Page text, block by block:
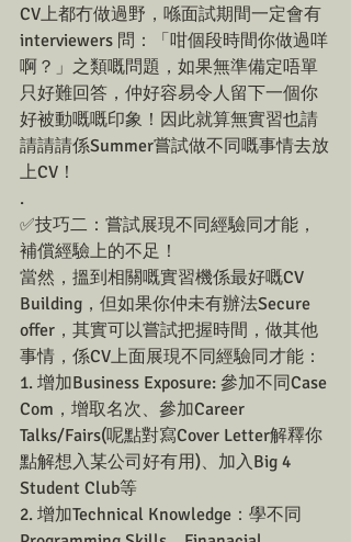
CV上都冇做過野，喺面試期間一定會有
interviewers 問：「咁個段時間你做過咩
啊？」之類嘅問題，如果無準備定唔單
只好難回答，仲好容易令人留下一個你
好被動嘅嘅印象！因此就算無實習也請
請請請係Summer嘗試做不同嘅事情去放
上CV！
.
✅技巧二：嘗試展現不同經驗同才能，
補償經驗上的不足！
當然，搵到相關嘅實習機係最好嘅CV
Building，但如果你仲未有辦法Secure
offer，其實可以嘗試把握時間，做其他
事情，係CV上面展現不同經驗同才能：
1. 增加Business Exposure: 參加不同Case
Com，增取名次、參加Career
Talks/Fairs(呢點對寫Cover Letter解釋你
點解想入某公司好有用)、加入Big 4
Student Club等
2. 增加Technical Knowledge：學不同